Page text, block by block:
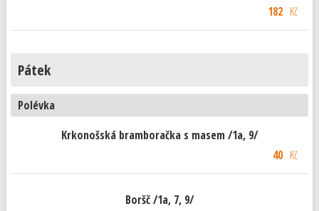
182Kč
Pátek
Polévka
Krkonošská bramboračka s masem /1a, 9/
40Kč
Boršč /1a, 7, 9/